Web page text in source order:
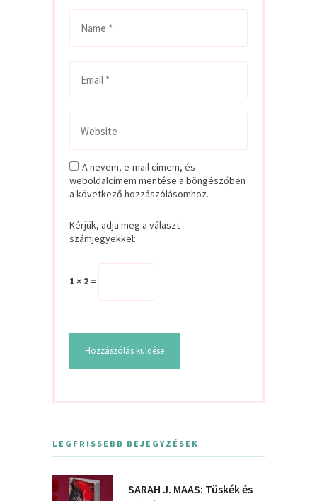
A nevem, e-mail címem, és
weboldalcímem mentése a böngészőben
a következő hozzászólásomhoz.
Kérjük, adja meg a választ
számjegyekkel:
1 × 2 =
LEGFRISSEBB BEJEGYZÉSEK
SARAH J. MAAS: Tüskék és